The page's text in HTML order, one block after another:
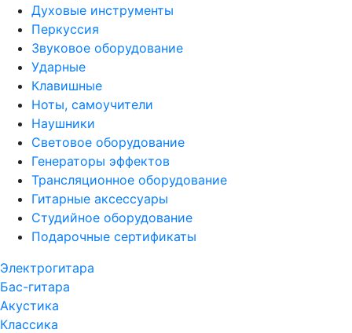
Духовые инструменты
Перкуссия
Звуковое оборудование
Ударные
Клавишные
Ноты, самоучители
Наушники
Световое оборудование
Генераторы эффектов
Трансляционное оборудование
Гитарные аксессуары
Студийное оборудование
Подарочные сертификаты
Электрогитара
Бас-гитара
Акустика
Классика